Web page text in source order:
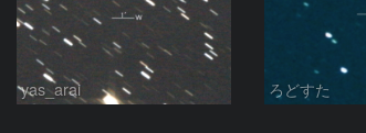
yas_arai ろどすた